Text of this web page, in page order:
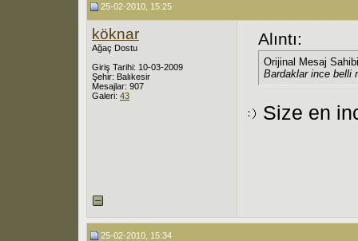
25-02-2010, 15:25
köknar
Ağaç Dostu
Giriş Tarihi: 10-03-2009
Şehir: Balıkesir
Mesajlar: 907
Galeri: 43
Alıntı:
Orijinal Mesaj
Bardaklar ince belli
Size en
25-02-2010, 15:34